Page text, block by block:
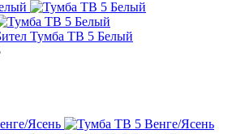
Тумба ТВ 5 Белый